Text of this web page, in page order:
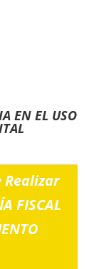
EN EL USO
Realizar
FISCAL